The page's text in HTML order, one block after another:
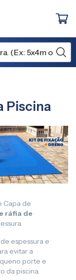
Piscina
Capa de
ráfia de
espessura e
evitar a
porte e
da piscina.